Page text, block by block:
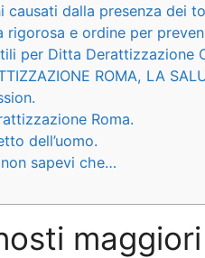
causati dalla presenza dei
rigorosa e ordine per
per Ditta Derattizzazione
ROMA, LA
Roma.
dell’uomo.
sapevi che…